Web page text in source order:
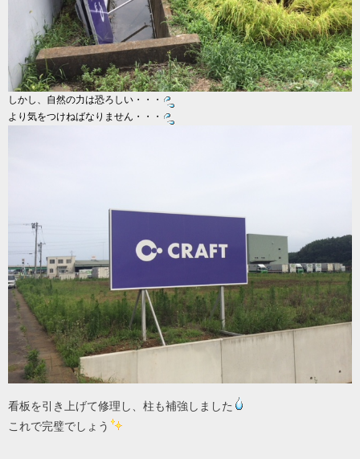
しかし、自然の力は恐ろしい・・・
より気をつけねばなりません・・・
看板を引き上げて修理し、柱も補強しました
これで完璧でしょう